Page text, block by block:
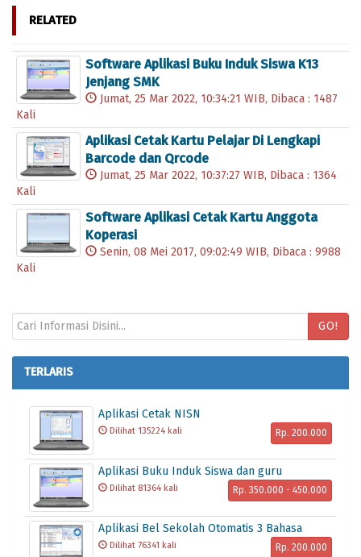
RELATED
Software Aplikasi Buku Induk Siswa K13
Jenjang SMK
Jumat, 25 Mar 2022, 10:34:21 WIB, Dibaca : 1487
Kali
Aplikasi Cetak Kartu Pelajar Di Lengkapi
Barcode dan Qrcode
Jumat, 25 Mar 2022, 10:37:27 WIB, Dibaca : 1364
Kali
Software Aplikasi Cetak Kartu Anggota
Koperasi
Senin, 08 Mei 2017, 09:02:49 WIB, Dibaca : 9988
Kali
GO!
TERLARIS
Aplikasi Cetak NISN
Dilihat 135224 kali Rp. 200.000
Aplikasi Buku Induk Siswa dan guru
Dilihat 81364 kali Rp. 350.000 - 450.000
Aplikasi Bel Sekolah Otomatis 3 Bahasa
Dilihat 76341 kali Rp. 200.000